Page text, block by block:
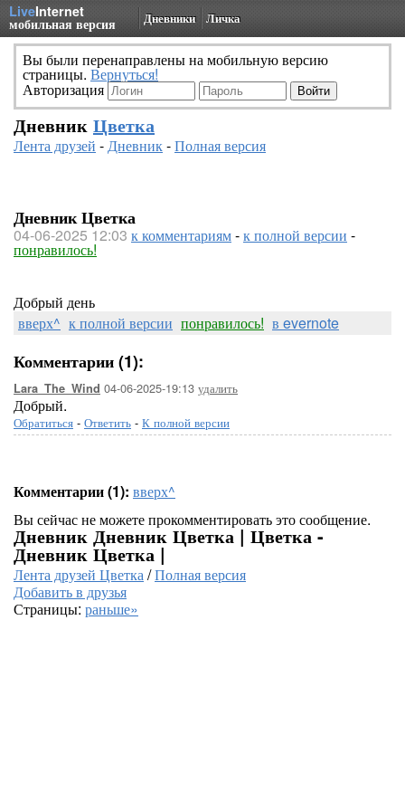
LiveInternet
мобильная версия Дневники Личка
Вы были перенаправлены на мобильную версию
страницы. Вернуться!
Авторизация
Дневник Цветка
Лента друзей -Дневник-Полная версия
Дневник Цветка
04-06-2025 12:03 к комментариям-к полной версии -
понравилось!
Добрый день
вверх^ к полной версии понравилось! в evernote
Комментарии (1):
Lara_The_Wind 04-06-2025-19:13 удалить
Добрый.
Обратиться - Ответить - К полной версии
Комментарии (1): вверх^
Вы сейчас не можете прокомментировать это сообщение.
Дневник Дневник Цветка | Цветка -
Дневник Цветка |
Лента друзей Цветка/Полная версия
Добавить в друзья
Страницы: раньше»